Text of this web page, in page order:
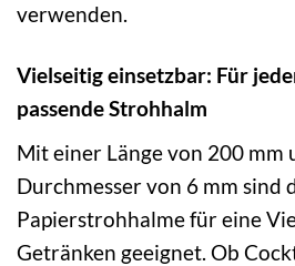
verwenden.
Vielseitig einsetzbar: Für
passende Strohhalm
Mit einer Länge von 200 mm
Durchmesser von 6 mm sind
Papierstrohhalme für eine
Getränken geeignet. Ob